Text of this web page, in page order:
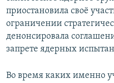
приостановила своё
ограничении
денонсировала
запрете ядерных
Во время каких именно